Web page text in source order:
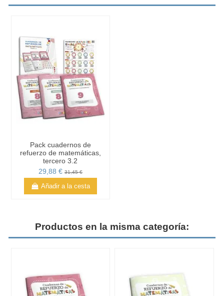
Pack cuadernos de
refuerzo de matemáticas,
tercero 3.2
29,88 € 31,45 €
Añadir a la cesta
Productos en la misma categoría: